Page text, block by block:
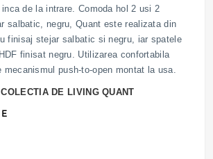
de la intrare. Comoda hol 2 usi 2
salbatic, negru, Quant este realizata din
finisaj stejar salbatic si negru, iar spatele
finisat negru. Utilizarea confortabila
mecanismul push-to-open montat la usa.
DE LIVING QUANT